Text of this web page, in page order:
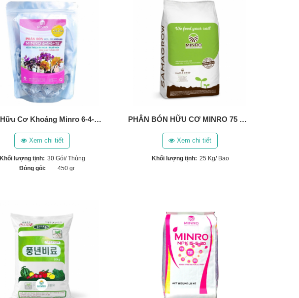
Phân Hữu Cơ Khoáng Minro 6-4-6+TE
Xem chi tiết
Khối lượng tịnh: 30 Gói/ Thùng
Đóng gói:
450 gr
PHÂN BÓN HỮU CƠ MINRO 75 OM (BỈ)
Xem chi tiết
Khối lượng tịnh: 25 Kg/ Bao